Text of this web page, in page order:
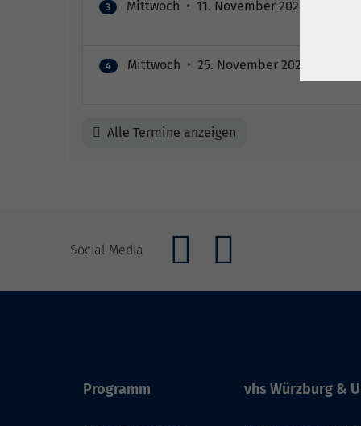
3 Mittwoch • 11. November 2026
4 Mittwoch • 25. November 2026
Alle Termine anzeigen
Social Media
Programm vhs Würzburg &